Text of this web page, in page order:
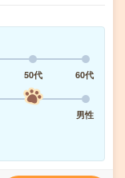
50代
60代
男性